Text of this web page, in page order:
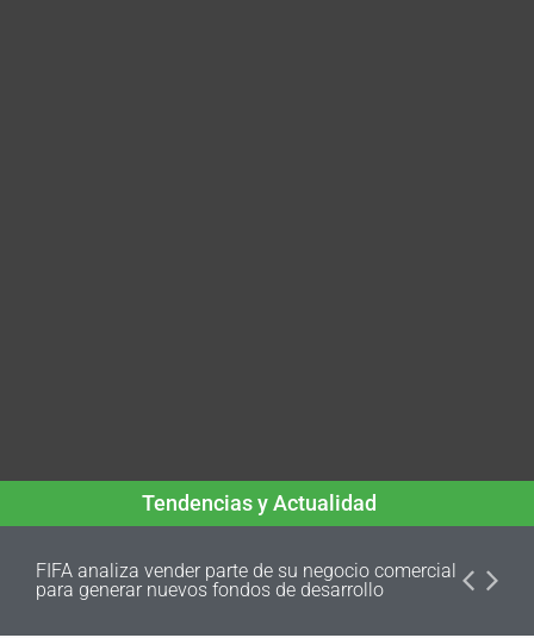
Tendencias y Actualidad
FIFA analiza vender parte de su negocio comercial
para generar nuevos fondos de desarrollo